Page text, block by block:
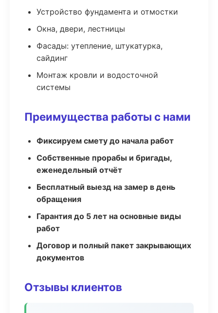
Устройство фундамента и отмостки
Окна, двери, лестницы
Фасады: утепление, штукатурка,
сайдинг
Монтаж кровли и водосточной
системы
Преимущества работы с нами
Фиксируем смету до начала работ
Собственные прорабы и бригады,
еженедельный отчёт
Бесплатный выезд на замер в день
обращения
Гарантия до 5 лет на основные виды
работ
Договор и полный пакет закрывающих
документов
Отзывы клиентов